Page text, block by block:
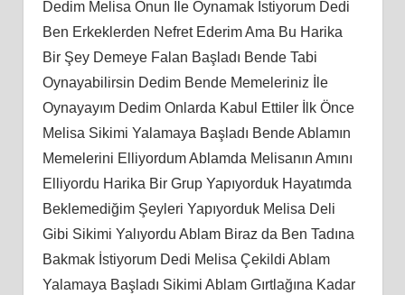
Dedim Melisa Onun İle Oynamak İstiyorum Dedi
Ben Erkeklerden Nefret Ederim Ama Bu Harika
Bir Şey Demeye Falan Başladı Bende Tabi
Oynayabilirsin Dedim Bende Memeleriniz İle
Oynayayım Dedim Onlarda Kabul Ettiler İlk Önce
Melisa Sikimi Yalamaya Başladı Bende Ablamın
Memelerini Elliyordum Ablamda Melisanın Amını
Elliyordu Harika Bir Grup Yapıyorduk Hayatımda
Beklemediğim Şeyleri Yapıyorduk Melisa Deli
Gibi Sikimi Yalıyordu Ablam Biraz da Ben Tadına
Bakmak İstiyorum Dedi Melisa Çekildi Ablam
Yalamaya Başladı Sikimi Ablam Gırtlağına Kadar